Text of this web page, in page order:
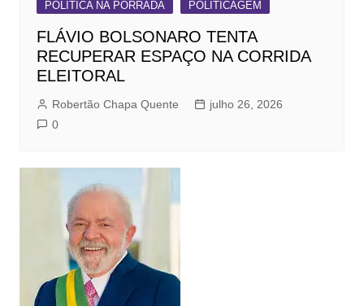
POLITICA NA PORRADA POLITICAGEM
FLÁVIO BOLSONARO TENTA
RECUPERAR ESPAÇO NA CORRIDA
ELEITORAL
Robertão Chapa Quente
julho 26, 2026
0